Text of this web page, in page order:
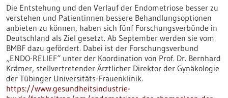
Die Entstehung und den Verlauf der Endometriose besser zu
verstehen und Patientinnen bessere Behandlungsoptionen
anbieten zu können, haben sich fünf Forschungsverbünde in
Deutschland als Ziel gesetzt. Ab September werden sie vom
BMBF dazu gefördert. Dabei ist der Forschungsverbund
„ENDO-RELIEF“ unter der Koordination von Prof. Dr. Bernhard
Krämer, stellvertretender Ärztlicher Direktor der Gynäkologie
der Tübinger Universitäts-Frauenklinik.
https://www.gesundheitsindustrie-